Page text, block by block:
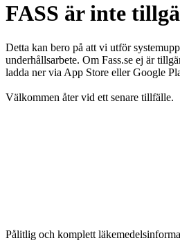
FASS är inte
Detta kan bero på att vi utför
underhållsarbete. Om Fass.se ej är
ladda ner via App Store eller Google
Välkommen åter vid ett senare tillfälle.
Pålitlig och komplett